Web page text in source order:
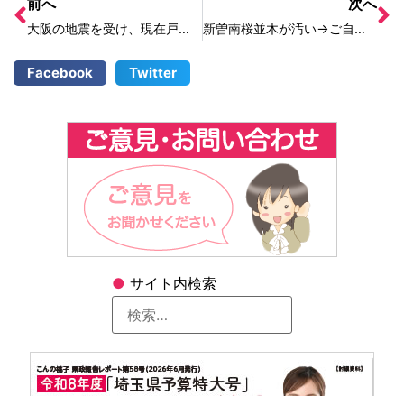
● サイト内検索
前へ
大阪の地震を受け、現在戸田市内の学校の塀を調査中です
次へ
新曽南桜並木が汚い→ご自身へ清掃を！
Facebook Twitter